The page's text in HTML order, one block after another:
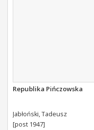
Republika Pińczowska
Jabłoński, Tadeusz
[post 1947]